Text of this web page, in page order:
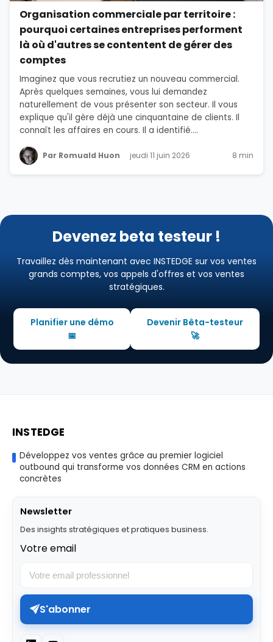
Organisation commerciale par territoire :
pourquoi certaines entreprises performent
là où d'autres se contentent de gérer des
comptes
Imaginez que vous recrutiez un nouveau commercial.
Après quelques semaines, vous lui demandez
naturellement de vous présenter son secteur. Il vous
explique qu'il gère déjà une cinquantaine de clients. Il
connaît les affaires en cours. Il a identifié....
Par Romuald Huon jeudi 11 juin 2026 8 min
Devenez beta testeur !
Travaillez dès maintenant avec INSTEDGE sur vos ventes
grands comptes, vos appels d'offres et vos ventes
stratégiques.
Planifier une démo
📅
Devenir Bêta-testeur
🚀
INSTEDGE
Développez vos ventes grâce au premier logiciel
outbound qui transforme vos données CRM en actions
concrètes
Newsletter
Des insights stratégiques et pratiques business.
Votre email
S'abonner